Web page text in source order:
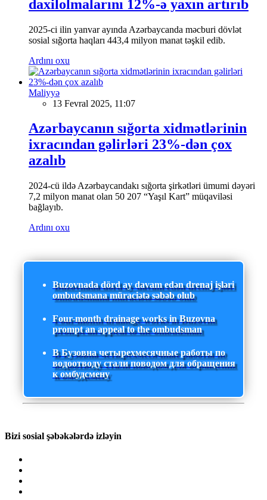
daxilolmalarını 12%-ə yaxın artırıb
2025-ci ilin yanvar ayında Azərbaycanda məcburi dövlət
sosial sığorta haqları 443,4 milyon manat təşkil edib.
Ardını oxu
Maliyyə
13 Fevral 2025, 11:07
Azərbaycanın sığorta xidmətlərinin
ixracından gəlirləri 23%-dən çox
azalıb
2024-cü ildə Azərbaycandakı sığorta şirkətləri ümumi dəyəri
7,2 milyon manat olan 50 207 “Yaşıl Kart” müqaviləsi
bağlayıb.
Ardını oxu
Buzovnada dörd ay davam edən drenaj işləri
ombudsmana müraciətə səbəb olub
Four-month drainage works in Buzovna
prompt an appeal to the ombudsman
В Бузовна четырехмесячные работы по
водоотводу стали поводом для обращения
к омбудсмену
Bizi sosial şəbəkələrdə izləyin